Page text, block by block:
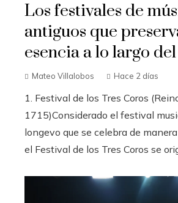
Los festivales de
antiguos que
esencia a lo largo
Mateo Villalobos Hace 2 días
1. Festival de los Tres Coros
1715)Considerado el festival
longevo que se celebra de
el Festival de los Tres Coros se